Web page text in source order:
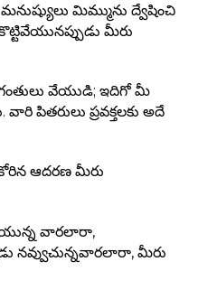
మిమ్మును ద్వేషించి
మీరు
వేయుడి; ఇదిగో మీ
పితరులు ప్రవక్తలకు అదే
ఆదరణ మీరు
వారలారా,
నవ్వుచున్నవారలారా, మీరు